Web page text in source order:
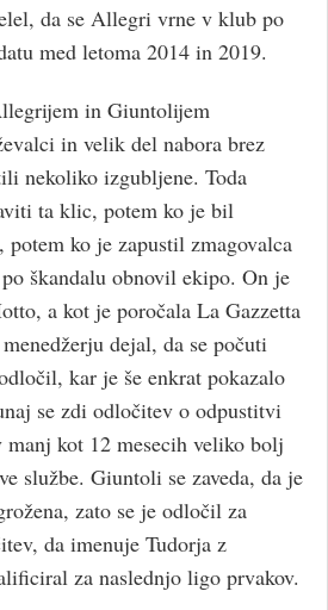
da se Allegri vrne v klub po
med letoma 2014 in 2019.
in Giuntolijem
in velik del nabora brez
nekoliko izgubljene. Toda
ta klic, potem ko je bil
ko je zapustil zmagovalca
škandalu obnovil ekipo. On je
a kot je poročala La Gazzetta
dejal, da se počuti
kar je še enkrat pokazalo
se zdi odločitev o odpustitvi
manj kot 12 mesecih veliko bolj
službe. Giuntoli se zaveda, da je
zato se je odločil za
da imenuje Tudorja z
za naslednjo ligo prvakov.